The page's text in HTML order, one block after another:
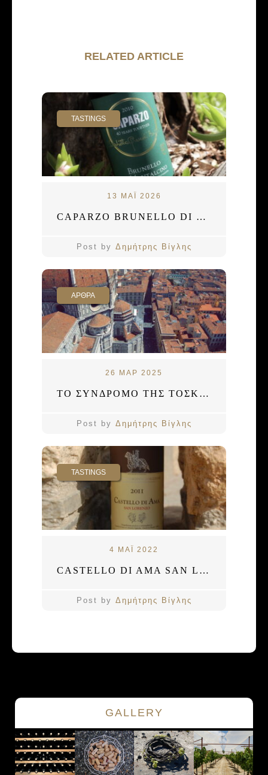
RELATED ARTICLE
TASTINGS
13 ΜΑΪ 2026
CAPARZO BRUNELLO DI MONTALCINO 2010
Post by Δημήτρης Βίγλης
ΑΡΘΡΑ
26 ΜΑΡ 2025
ΤΟ ΣΥΝΔΡΟΜΟ ΤΗΣ ΤΟΣΚΑΝΗΣ
Post by Δημήτρης Βίγλης
TASTINGS
4 ΜΑΪ 2022
CASTELLO DI AMA SAN LORENZO 2011
Post by Δημήτρης Βίγλης
GALLERY